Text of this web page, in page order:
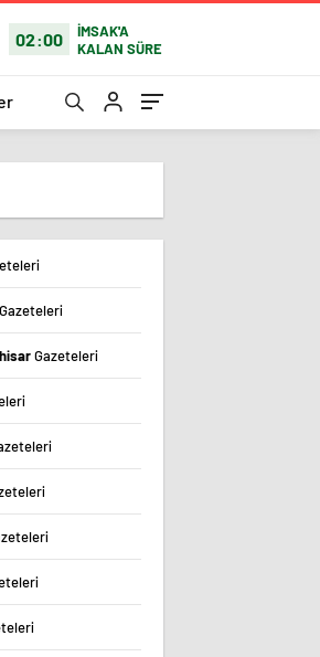
02:00
İMSAK'A
KALAN SÜRE
Gazeteleri
Gazeteleri